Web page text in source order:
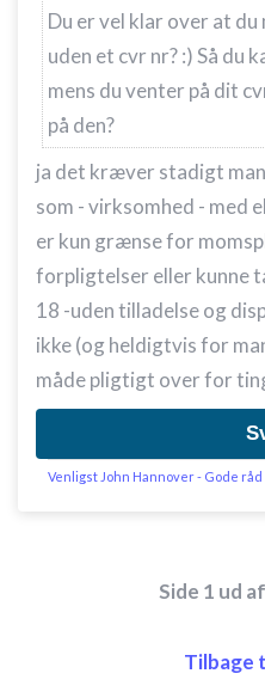
Du er vel klar over at
uden et cvr nr? :) Så du
mens du venter på dit
på den?
ja det kræver stadigt
som - virksomhed - med
er kun grænse for
forpligtelser eller kunne
18 -uden tilladelse og
ikke (og heldigtvis for
måde pligtigt over for
Venligst John Hannover - Gode
Side 1 ud
Tilbage
Oprette profiler til tilpasset
Bruge profiler til at vælge
annoncering
Oprette profiler for at
Måle
Måle indholdseffektivitet
Forstå målgrupper
kombinationer af
kilder
Udvikle og forbedre
Bruge begrænsede
placeringsoplysninger
anmodede oplysninger